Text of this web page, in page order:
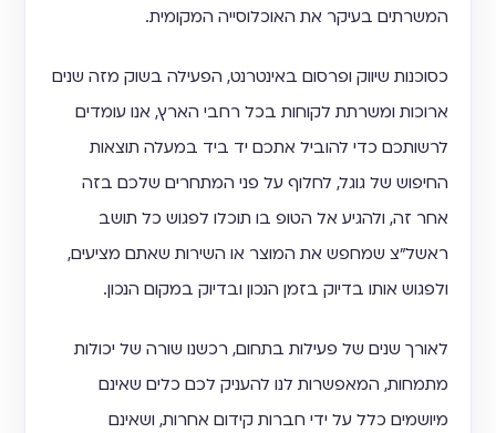
המשרתים בעיקר את האוכלוסייה המקומית.
כסוכנות שיווק ופרסום באינטרנט, הפעילה בשוק מזה שנים
ארוכות ומשרתת לקוחות בכל רחבי הארץ, אנו עומדים
לרשותכם כדי להוביל אתכם יד ביד במעלה תוצאות
החיפוש של גוגל, לחלוף על פני המתחרים שלכם בזה
אחר זה, ולהגיע אל הטופ בו תוכלו לפגוש כל תושב
ראשל"צ שמחפש את המוצר או השירות שאתם מציעים,
ולפגוש אותו בדיוק בזמן הנכון ובדיוק במקום הנכון.
לאורך שנים של פעילות בתחום, רכשנו שורה של יכולות
מתמחות, המאפשרות לנו להעניק לכם כלים שאינם
מיושמים כלל על ידי חברות קידום אחרות, ושאינם